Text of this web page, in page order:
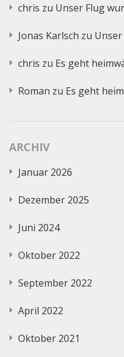
chris zu Unser Flug
Jonas Karlsch zu
chris zu Es geht
Roman zu Es geht
ARCHIV
Januar 2026
Dezember 2025
Juni 2024
Oktober 2022
September 2022
April 2022
Oktober 2021